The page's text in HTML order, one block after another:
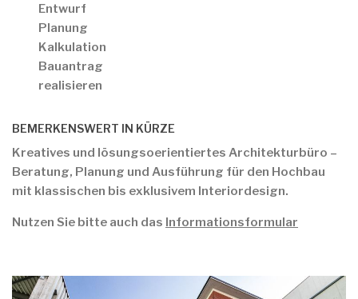
Entwurf
Planung
Kalkulation
Bauantrag
realisieren
BEMERKENSWERT IN KÜRZE
Kreatives und lösungsoerientiertes Architekturbüro –
Beratung, Planung und Ausführung für den Hochbau
mit klassischen bis exklusivem Interiordesign.
Nutzen Sie bitte auch das Informationsformular